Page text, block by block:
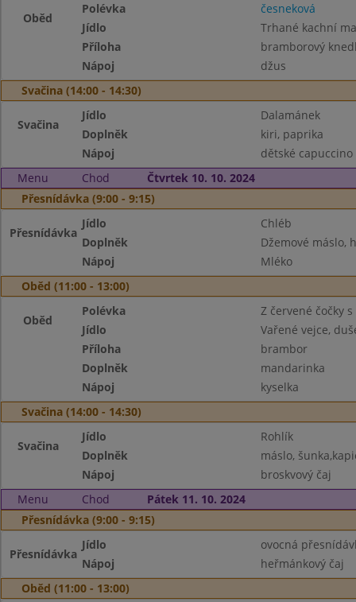
Oběd
Polévka
česneková
Jídlo
Trhané kachní
Příloha
bramborový
Nápoj
džus
Svačina (14:00 - 14:30)
Svačina
Jídlo
Dalamánek
Doplněk
kiri, paprika
Nápoj
dětské capuccino
Menu
Chod
Čtvrtek 10. 10. 2024
Přesnídávka (9:00 - 9:15)
Přesnídávka
Jídlo
Chléb
Doplněk
Džemové máslo,
Nápoj
Mléko
Oběd (11:00 - 13:00)
Oběd
Polévka
Z červené čočky
Jídlo
Vařené vejce,
Příloha
brambor
Doplněk
mandarinka
Nápoj
kyselka
Svačina (14:00 - 14:30)
Svačina
Jídlo
Rohlík
Doplněk
máslo,
Nápoj
broskvový čaj
Menu
Chod
Pátek 11. 10. 2024
Přesnídávka (9:00 - 9:15)
Přesnídávka
Jídlo
ovocná
Nápoj
heřmánkový čaj
Oběd (11:00 - 13:00)